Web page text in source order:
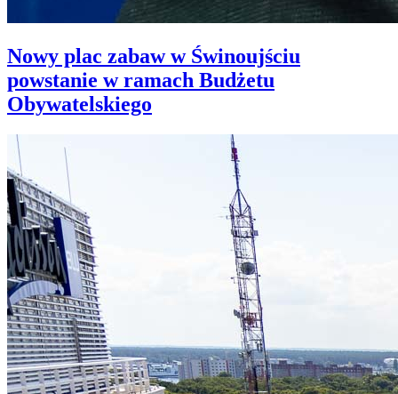
Nowy plac zabaw w Świnoujściu
powstanie w ramach Budżetu
Obywatelskiego